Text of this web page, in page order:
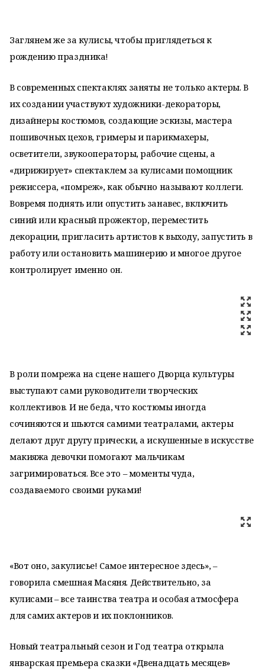
Заглянем же за кулисы, чтобы приглядеться к
рождению праздника!
В современных спектаклях заняты не только актеры. В
их создании участвуют художники-декораторы,
дизайнеры костюмов, создающие эскизы, мастера
пошивочных цехов, гримеры и парикмахеры,
осветители, звукооператоры, рабочие сцены, а
«дирижирует» спектаклем за кулисами помощник
режиссера, «помреж», как обычно называют коллеги.
Вовремя поднять или опустить занавес, включить
синий или красный прожектор, переместить
декорации, пригласить артистов к выходу, запустить в
работу или остановить машинерию и многое другое
контролирует именно он.
В роли помрежа на сцене нашего Дворца культуры
выступают сами руководители творческих
коллективов. И не беда, что костюмы иногда
сочиняются и шьются самими театралами, актеры
делают друг другу прически, а искушенные в искусстве
макияжа девочки помогают мальчикам
загримироваться. Все это – моменты чуда,
создаваемого своими руками!
«Вот оно, закулисье! Самое интересное здесь», –
говорила смешная Масяня. Действительно, за
кулисами – все таинства театра и особая атмосфера
для самих актеров и их поклонников.
Новый театральный сезон и Год театра открыла
январская премьера сказки «Двенадцать месяцев»